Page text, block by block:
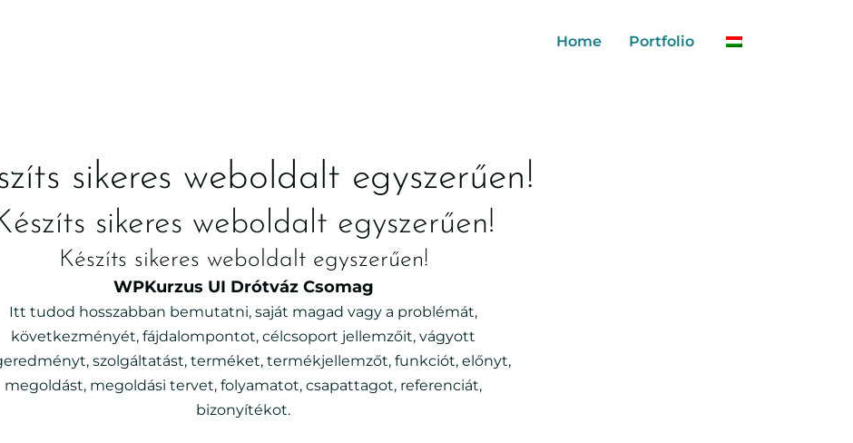
Home Portfolio
sikeres weboldalt egyszerűen!
sikeres weboldalt egyszerűen!
Készíts sikeres weboldalt egyszerűen!
WPKurzus UI Drótváz Csomag
Itt tudod hosszabban bemutatni, saját magad vagy a problémát,
következményét, fájdalompontot, célcsoport jellemzőit, vágyott
szolgáltatást, terméket, termékjellemzőt, funkciót, előnyt,
megoldást, megoldási tervet, folyamatot, csapattagot, referenciát,
bizonyítékot.